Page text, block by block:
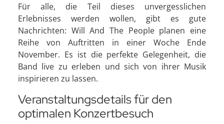
Für alle, die Teil dieses unvergesslichen
Erlebnisses werden wollen, gibt es gute
Nachrichten: Will And The People planen eine
Reihe von Auftritten in einer Woche Ende
November. Es ist die perfekte Gelegenheit, die
Band live zu erleben und sich von ihrer Musik
inspirieren zu lassen.
Veranstaltungsdetails für den
optimalen Konzertbesuch